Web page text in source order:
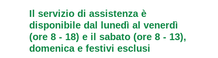
Il servizio di assistenza è
disponibile dal lunedì al venerdì
(ore 8 - 18) e il sabato (ore 8 - 13),
domenica e festivi esclusi